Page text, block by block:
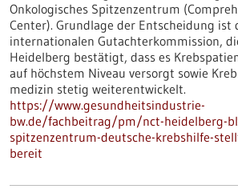
Onkologisches Spitzenzentrum
Center). Grundlage der Entscheidung ist
internationalen Gutachterkommission,
Heidelberg bestätigt, dass es
auf höchstem Niveau versorgt sowie
medizin stetig weiterentwickelt.
https://www.gesundheitsindustrie-
bw.de/fachbeitrag/pm/nct-heidelberg-
spitzenzentrum-deutsche-krebshilfe-
bereit